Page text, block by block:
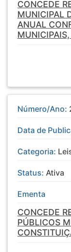
CONCEDE
MUNICIPAL
ANUAL
Número/Ano:
Data de
Categoria:
Status: Ativa
Ementa
CONCEDE
PÚBLICOS